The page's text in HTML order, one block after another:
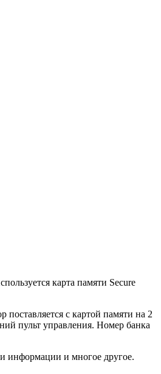
карта памяти Secure
с картой памяти на 2
пульт управления. Номер банка
информации и многое другое.